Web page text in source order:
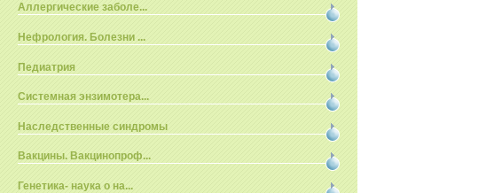
Аллергические заболе...
Нефрология. Болезни ...
Педиатрия
Системная энзимотера...
Наследственные синдромы
Вакцины. Вакцинопроф...
Генетика- наука о на...